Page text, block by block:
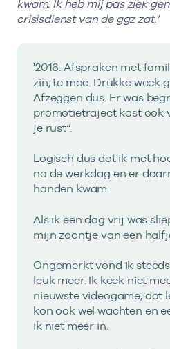
kwam. Ik heb mij pas ziek
crisisdienst van de ggz zat.’
'2016. Afspraken met
zin, te moe. Drukke week
Afzeggen dus. Er was
promotietraject kost ook
je rust“.
Logisch dus dat ik met
na de werkdag en er
handen kwam.
Als ik een dag vrij was
mijn zoontje van een
Ongemerkt vond ik
leuk meer. Ik keek niet
nieuwste videogame, dat
kon ook wel wachten en
ik niet meer in.